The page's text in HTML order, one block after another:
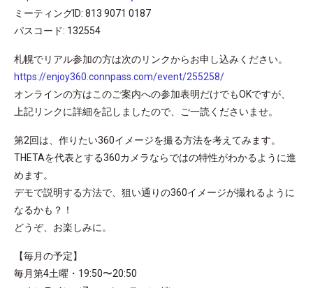
ミーティングID: 813 9071 0187
パスコード: 132554
札幌でリアル参加の方は次のリンクからお申し込みください。
https://enjoy360.connpass.com/event/255258/
オンラインの方はこのご案内への参加表明だけでもOKですが、
上記リンクに詳細を記しましたので、ご一読くださいませ。
第2回は、作りたい360イメージを撮る方法を考えてみます。
THETAを代表とする360カメラならではの特性がわかるように進
めます。
デモで説明する方法で、狙い通りの360イメージが撮れるように
なるかも？！
どうぞ、お楽しみに。
【毎月の予定】
毎月第4土曜・19:50〜20:50